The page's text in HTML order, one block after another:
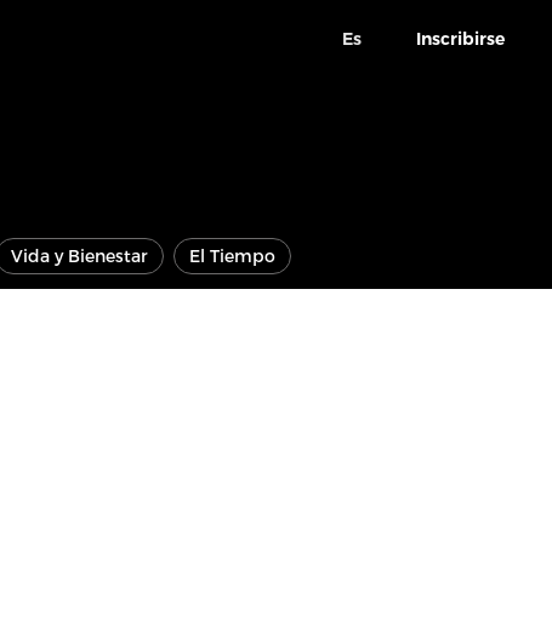
Es Inscribirse
Vida y Bienestar El Tiempo